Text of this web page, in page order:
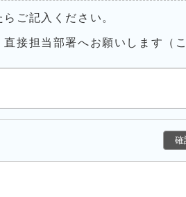
ご記入ください。
直接担当部署へお願いします